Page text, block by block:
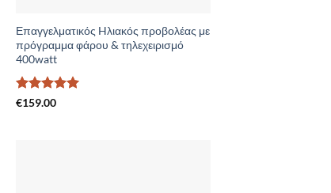
Επαγγελματικός Hλιακός προβολέας με
πρόγραμμα φάρου & τηλεχειρισμό
400watt
Βαθμολογήθηκε
€159.00